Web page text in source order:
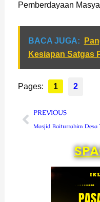
Pemberdayaan
BACA JUGA:
Kesiapan Satgas
Pages: 1 2
Prev
PREVIOUS